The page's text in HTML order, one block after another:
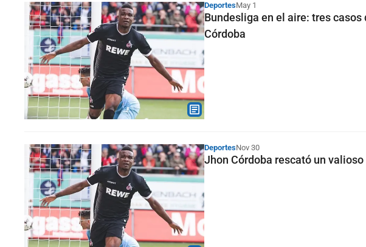
DeportesMay 1
Bundesliga en el aire: tres
Córdoba
DeportesNov 30
Jhon Córdoba rescató un